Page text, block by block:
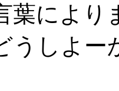
葉により
うしよ